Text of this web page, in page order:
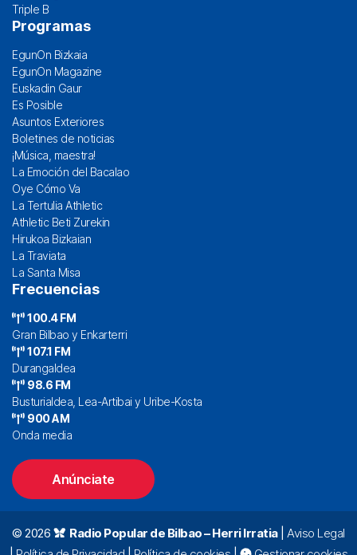
Triple B
Programas
EgunOn Bizkaia
EgunOn Magazine
Euskadin Gaur
Es Posible
Asuntos Exteriores
Boletines de noticias
¡Música, maestra!
La Emoción del Bacalao
Oye Cómo Va
La Tertulia Athletic
Athletic Beti Zurekin
Hirukoa Bizkaian
La Traviata
La Santa Misa
Frecuencias
100.4 FM
Gran Bilbao y Enkarterri
107.1 FM
Durangaldea
98.6 FM
Busturialdea, Lea-Artibai y Uribe-Kosta
900 AM
Onda media
Anúnciate
© 2026 Radio Popular de Bilbao – Herri Irratia| Aviso Legal